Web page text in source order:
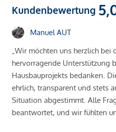
Kundenbewertung
Manuel AUT
„Wir möchten uns herzlich
hervorragende Unterstützung
Hausbauprojekts bedanken.
ehrlich, transparent und stets
Situation abgestimmt. Alle
beantwortet, und wir fühlten